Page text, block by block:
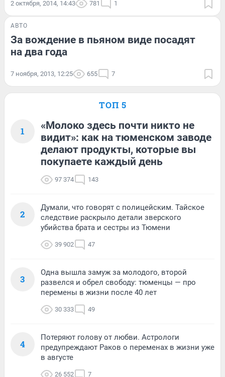
2 октября, 2014, 14:43 781 1
АВТО
За вождение в пьяном виде посадят
на два года
7 ноября, 2013, 12:25 655 7
ТОП 5
1
«Молоко здесь почти никто не
видит»: как на тюменском заводе
делают продукты, которые вы
покупаете каждый день
97 374 143
2
Думали, что говорят с полицейским. Тайское
следствие раскрыло детали зверского
убийства брата и сестры из Тюмени
39 902 47
3
Одна вышла замуж за молодого, второй
развелся и обрел свободу: тюменцы — про
перемены в жизни после 40 лет
30 333 49
4
Потеряют голову от любви. Астрологи
предупреждают Раков о переменах в жизни уже
в августе
26 552 7